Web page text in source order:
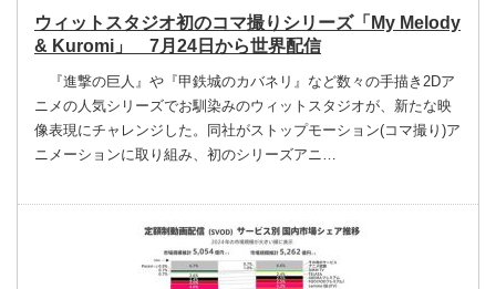
ウィットスタジオ初のコマ撮りシリーズ「My Melody
& Kuromi」 7月24日から世界配信
『進撃の巨人』や『甲鉄城のカバネリ』など数々の手描き2Dア
ニメの人気シリーズでお馴染みのウィットスタジオが、新たな映
像表現にチャレンジした。同社がストップモーション(コマ撮り)ア
ニメーションに取り組み、初のシリーズアニ…